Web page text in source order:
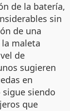
de la batería,
sin
de una
maleta
de
sugieren
en
siendo
que